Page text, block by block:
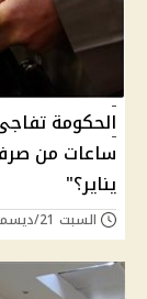
الحكومة
ساعات من
يناير؟"
السبت 21/ديسمبر/2024 - 10:18 ص